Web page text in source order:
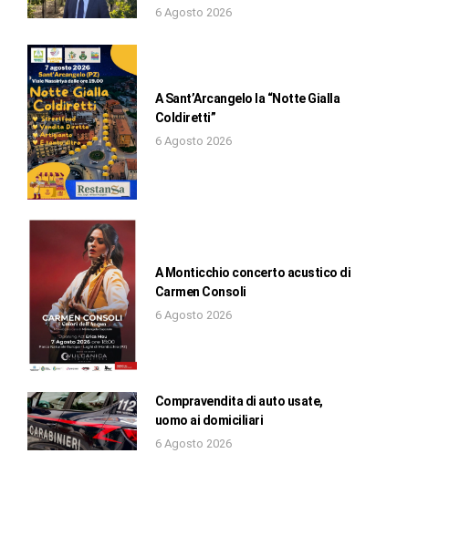
6 Agosto 2026
A Sant’Arcangelo la “Notte Gialla
Coldiretti”
6 Agosto 2026
A Monticchio concerto acustico di
Carmen Consoli
6 Agosto 2026
Compravendita di auto usate,
uomo ai domiciliari
6 Agosto 2026